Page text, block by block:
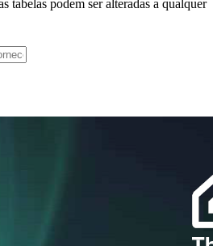
tabelas podem ser alteradas a qualquer